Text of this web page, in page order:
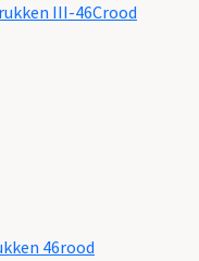
III-46Crood
46rood